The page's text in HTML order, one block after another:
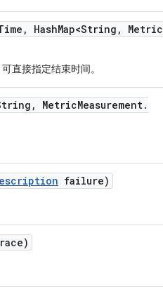
, HashMap<String ,
Metric
直接指定结束时间。
, MetricMeasurement.
failure)